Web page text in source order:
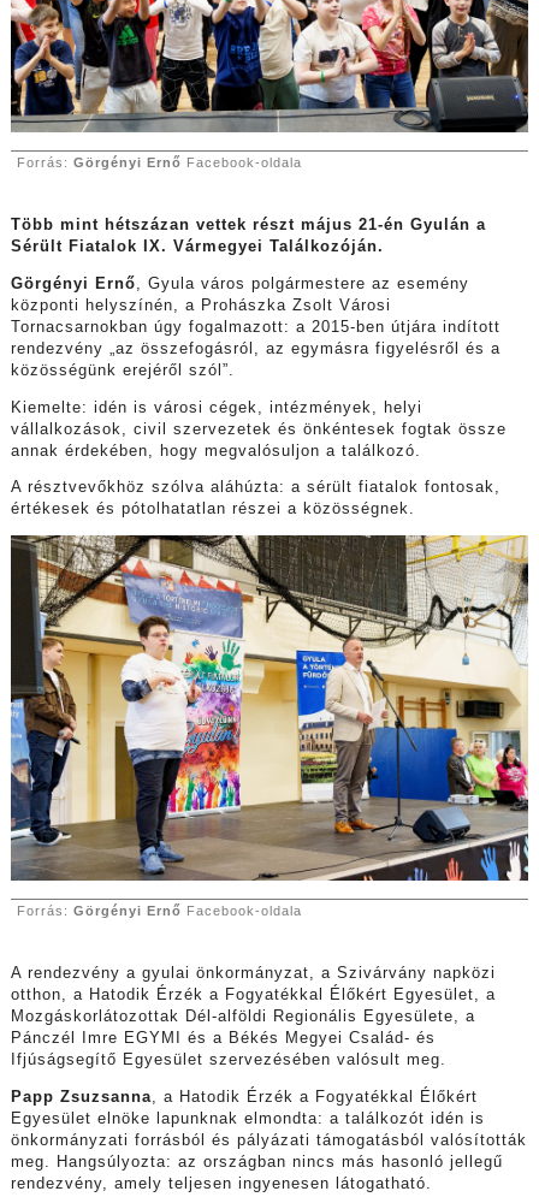
Forrás: Görgényi Ernő Facebook-oldala
Több mint hétszázan vettek részt május 21-én Gyulán a
Sérült Fiatalok IX. Vármegyei Találkozóján.
Görgényi Ernő, Gyula város polgármestere az esemény
központi helyszínén, a Prohászka Zsolt Városi
Tornacsarnokban úgy fogalmazott: a 2015-ben útjára indított
rendezvény „az összefogásról, az egymásra figyelésről és a
közösségünk erejéről szól”.
Kiemelte: idén is városi cégek, intézmények, helyi
vállalkozások, civil szervezetek és önkéntesek fogtak össze
annak érdekében, hogy megvalósuljon a találkozó.
A résztvevőkhöz szólva aláhúzta: a sérült fiatalok fontosak,
értékesek és pótolhatatlan részei a közösségnek.
Forrás: Görgényi Ernő Facebook-oldala
A rendezvény a gyulai önkormányzat, a Szivárvány napközi
otthon, a Hatodik Érzék a Fogyatékkal Élőkért Egyesület, a
Mozgáskorlátozottak Dél-alföldi Regionális Egyesülete, a
Pánczél Imre EGYMI és a Békés Megyei Család- és
Ifjúságsegítő Egyesület szervezésében valósult meg.
Papp Zsuzsanna , a Hatodik Érzék a Fogyatékkal Élőkért
Egyesület elnöke lapunknak elmondta: a találkozót idén is
önkormányzati forrásból és pályázati támogatásból valósították
meg. Hangsúlyozta: az országban nincs más hasonló jellegű
rendezvény, amely teljesen ingyenesen látogatható.